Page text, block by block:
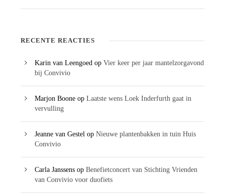
RECENTE REACTIES
Karin van Leengoed op Vier keer per jaar mantelzorgavond
bij Convivio
Marjon Boone op Laatste wens Loek Inderfurth gaat in
vervulling
Jeanne van Gestel op Nieuwe plantenbakken in tuin Huis
Convivio
Carla Janssens op Benefietconcert van Stichting Vrienden
van Convivio voor duofiets